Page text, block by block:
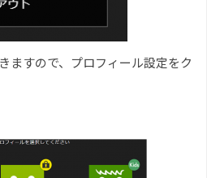
ますので、プロフィール設定をク